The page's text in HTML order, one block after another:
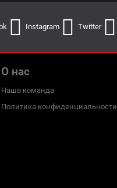
Instagram Twitter
О нас
Наша команда
Политика конфиденциальности